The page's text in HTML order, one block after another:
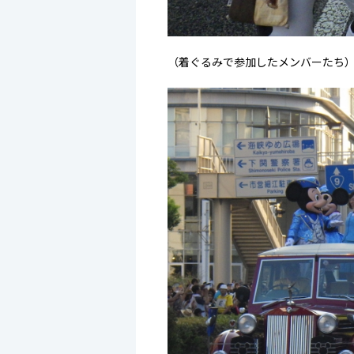
（着ぐるみで参加したメンバーたち